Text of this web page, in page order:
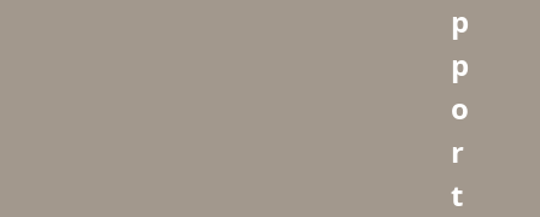
p
p
o
r
t